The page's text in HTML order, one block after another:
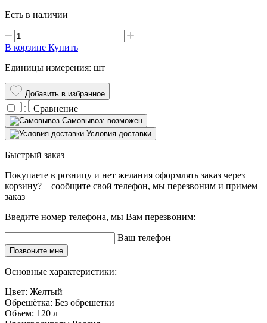
Есть в наличии
В корзине Купить
Единицы измерения: шт
Добавить в избранное
Сравнение
Самовывоз: возможен
Условия доставки
Быстрый заказ
Покупаете в розницу и нет желания оформлять заказ через
корзину? – сообщите свой телефон, мы перезвоним и примем
заказ
Введите номер телефона, мы Вам перезвоним:
Ваш телефон
Позвоните мне
Основные характеристики:
Цвет: Желтый
Обрешётка: Без обрешетки
Объем: 120 л